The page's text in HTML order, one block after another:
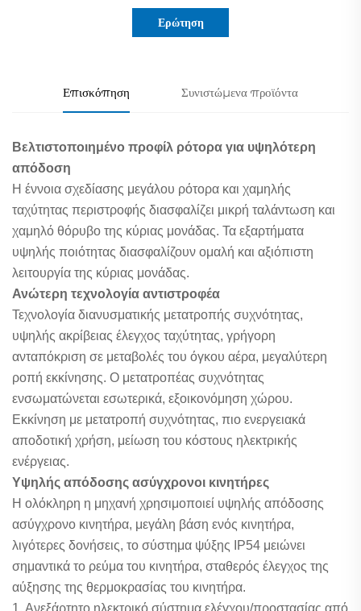
Ερώτηση
Επισκόπηση Συνιστώμενα προϊόντα
Βελτιστοποιημένο προφίλ ρότορα για υψηλότερη
απόδοση
Η έννοια σχεδίασης μεγάλου ρότορα και χαμηλής
ταχύτητας περιστροφής διασφαλίζει μικρή ταλάντωση και
χαμηλό θόρυβο της κύριας μονάδας. Τα εξαρτήματα
υψηλής ποιότητας διασφαλίζουν ομαλή και αξιόπιστη
λειτουργία της κύριας μονάδας.
Ανώτερη τεχνολογία αντιστροφέα
Τεχνολογία διανυσματικής μετατροπής συχνότητας,
υψηλής ακρίβειας έλεγχος ταχύτητας, γρήγορη
ανταπόκριση σε μεταβολές του όγκου αέρα, μεγαλύτερη
ροπή εκκίνησης. Ο μετατροπέας συχνότητας
ενσωματώνεται εσωτερικά, εξοικονόμηση χώρου.
Εκκίνηση με μετατροπή συχνότητας, πιο ενεργειακά
αποδοτική χρήση, μείωση του κόστους ηλεκτρικής
ενέργειας.
Υψηλής απόδοσης ασύγχρονοι κινητήρες
Η ολόκληρη η μηχανή χρησιμοποιεί υψηλής απόδοσης
ασύγχρονο κινητήρα, μεγάλη βάση ενός κινητήρα,
λιγότερες δονήσεις, το σύστημα ψύξης IP54 μειώνει
σημαντικά το ρεύμα του κινητήρα, σταθερός έλεγχος της
αύξησης της θερμοκρασίας του κινητήρα.
1. Ανεξάρτητο ηλεκτρικό σύστημα ελέγχου/προστασίας από